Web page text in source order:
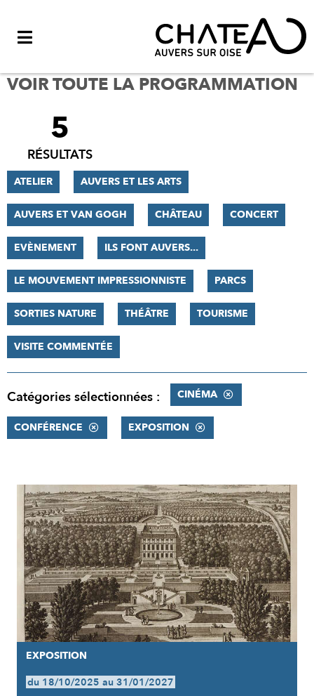
VOIR TOUTE LA PROGRAMMATION
FILTRER
RÉSULTATS
5
RÉSULTATS
ATELIER AUVERS ET LES ARTS
AUVERS ET VAN GOGH CHÂTEAU CONCERT
EVÈNEMENT ILS FONT AUVERS...
LE MOUVEMENT IMPRESSIONNISTE PARCS
SORTIES NATURE THÉÂTRE TOURISME
VISITE COMMENTÉE
Catégories sélectionnées : CINÉMA
CONFÉRENCE EXPOSITION
RÉSULTATS
EXPOSITION
du 18/10/2025 au 31/01/2027